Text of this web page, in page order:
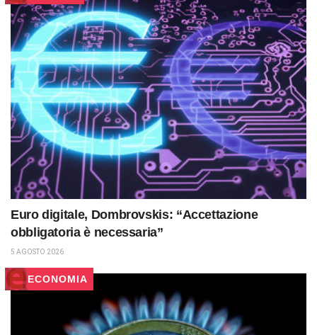
Euro digitale, Dombrovskis: “Accettazione
obbligatoria è necessaria”
5 AGOSTO 2026
ECONOMIA